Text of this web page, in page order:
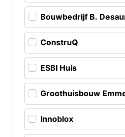
Bouwbedrijf B.
ConstruQ
ESBI Huis
Groothuisbouw
Innoblox